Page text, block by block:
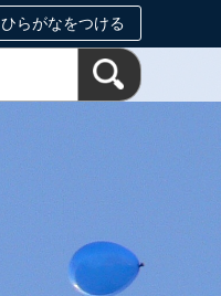
ひらがなをつける